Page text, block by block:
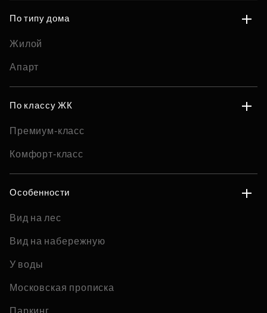
По типу дома
Жилой
Апарт
По классу ЖК
Премиум-класс
Комфорт-класс
Особенности
Вид на лес
Вид на набережную
У воды
Московская прописка
Паркинг